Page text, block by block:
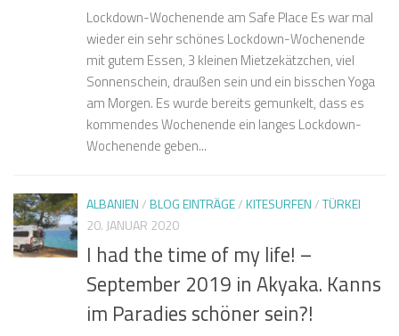
Lockdown-Wochenende am Safe Place Es war mal
wieder ein sehr schönes Lockdown-Wochenende
mit gutem Essen, 3 kleinen Mietzekätzchen, viel
Sonnenschein, draußen sein und ein bisschen Yoga
am Morgen. Es wurde bereits gemunkelt, dass es
kommendes Wochenende ein langes Lockdown-
Wochenende geben...
ALBANIEN/BLOG EINTRÄGE/KITESURFEN/TÜRKEI
20. JANUAR 2020
I had the time of my life! –
September 2019 in Akyaka. Kanns
im Paradies schöner sein?!